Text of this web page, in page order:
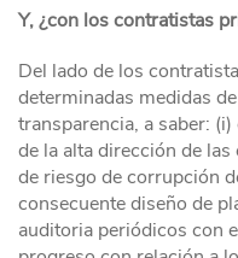
Y, ¿con los contratistas
Del lado de los
determinadas medidas
transparencia, a saber:
de la alta dirección de
de riesgo de corrupción
consecuente diseño de
auditoria periódicos con